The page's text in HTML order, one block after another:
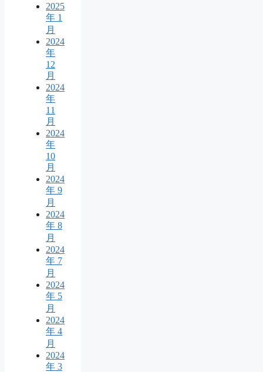
2025
年 1
月
2024
年
12
月
2024
年
11
月
2024
年
10
月
2024
年 9
月
2024
年 8
月
2024
年 7
月
2024
年 5
月
2024
年 4
月
2024
年 3